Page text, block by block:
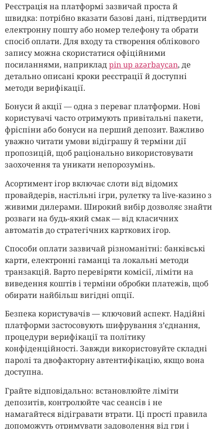
Реєстрація на платформі зазвичай проста й
швидка: потрібно вказати базові дані, підтвердити
електронну пошту або номер телефону та обрати
спосіб оплати. Для входу та створення облікового
запису можна скористатися офіційними
посиланнями, наприкладpin up azərbaycan, де
детально описані кроки реєстрації й доступні
методи верифікації.
Бонуси й акції — одна з переваг платформи. Нові
користувачі часто отримують привітальні пакети,
фріспіни або бонуси на перший депозит. Важливо
уважно читати умови відіграшу й терміни дії
пропозицій, щоб раціонально використовувати
заохочення та уникати непорозумінь.
Асортимент ігор включає слоти від відомих
провайдерів, настільні ігри, рулетку та live-казино з
живими дилерами. Широкий вибір дозволяє знайти
розваги на будь-який смак — від класичних
автоматів до стратегічних карткових ігор.
Способи оплати зазвичай різноманітні: банківські
карти, електронні гаманці та локальні методи
транзакцій. Варто перевіряти комісії, ліміти на
виведення коштів і терміни обробки платежів, щоб
обирати найбільш вигідні опції.
Безпека користувачів — ключовий аспект. Надійні
платформи застосовують шифрування з’єднання,
процедури верифікації та політику
конфіденційності. Завжди використовуйте складні
паролі та двофакторну автентифікацію, якщо вона
доступна.
Грайте відповідально: встановлюйте ліміти
депозитів, контролюйте час сеансів і не
намагайтеся відігравати втрати. Ці прості правила
допоможуть отримувати задоволення від гри і